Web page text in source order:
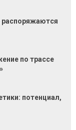
распоряжаются
по трассе
потенциал,